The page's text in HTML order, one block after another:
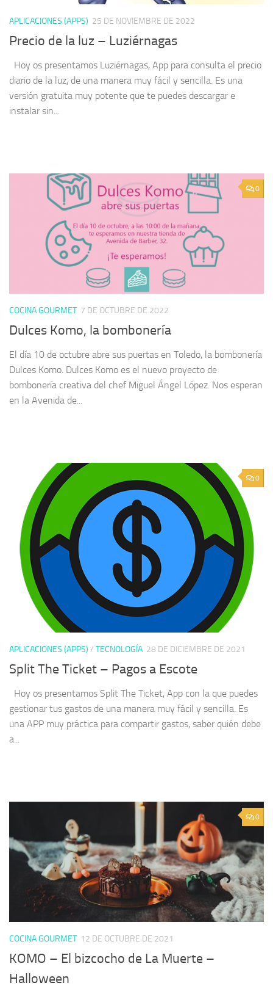
APLICACIONES (APPS) 25 DE NOVIEMBRE DE 2022
Precio de la luz – Luziérnagas
Hoy os presentamos Luziérnagas, App para consulta el precio
diario de la luz, de una manera muy fácil y sencilla. Es una
versión gratuita muy potente que te puedes descargar e
instalar sin...
0
COCINA GOURMET 7 DE OCTUBRE DE 2022
Dulces Komo, la bombonería
El día 10 de octubre abre sus puertas en Toledo, la bombonería
Dulces Komo. Dulces Komo es el nuevo proyecto de
bombonería creativa del chef Miguel Ángel López. Nos esperan
en la Avenida de...
0
APLICACIONES (APPS) / TECNOLOGÍA 28 DE DICIEMBRE DE 2021
Split The Ticket – Pagos a Escote
Hoy os presentamos Split The Ticket, App con la que puedes
gestionar tus gastos de una manera muy fácil y sencilla. Es
una APP muy práctica para compartir gastos, saber quién debe
a...
0
COCINA GOURMET 12 DE OCTUBRE DE 2021
KOMO – El bizcocho de La Muerte –
Halloween